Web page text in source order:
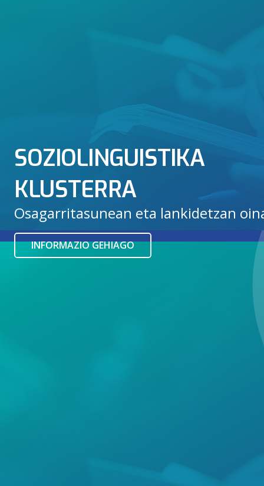
SOZIOLINGUISTIKA
KLUSTERRA
Osagarritasunean eta lankidetzan
INFORMAZIO GEHIAGO